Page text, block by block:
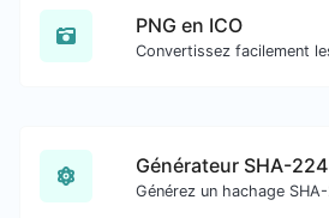
PNG en ICO
Générateur SHA-224